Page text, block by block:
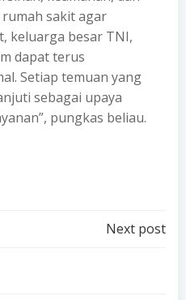
sakit agar
keluarga besar TNI,
dapat terus
Setiap temuan yang
sebagai upaya
pungkas beliau.
Next post